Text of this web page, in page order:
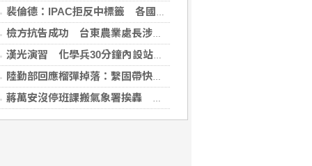
裴倫德：IPAC拒反中標籤 各國議會逐漸認清中共樣貌
檢方抗告成功 台東農業處長涉圖利羈押禁見
漢光演習 化學兵30分鐘內設站、演練戰甲車除污7程序
陸勤部回應榴彈掉落：繫固帶快解鎖鬆脫、未裝引信藥包
蔣萬安沒停班課搬氣象署挨轟 北市府急回應